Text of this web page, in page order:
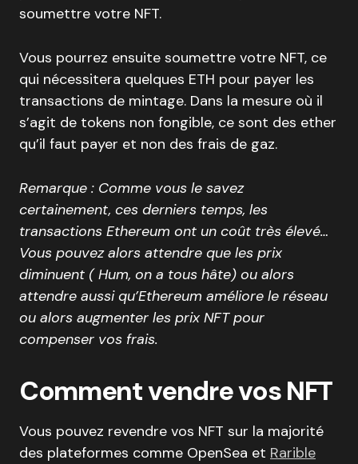
soumettre votre NFT.
Vous pourrez ensuite soumettre votre NFT, ce
qui nécessitera quelques ETH pour payer les
transactions de mintage. Dans la mesure où il
s’agit de tokens non fongible, ce sont des ether
qu’il faut payer et non des frais de gaz.
Remarque : Comme vous le savez
certainement, ces derniers temps, les
transactions Ethereum ont un coût très élevé…
Vous pouvez alors attendre que les prix
diminuent ( Hum, on a tous hâte) ou alors
attendre aussi qu’Ethereum améliore le réseau
ou alors augmenter les prix NFT pour
compenser vos frais.
Comment vendre vos NFT
Vous pouvez revendre vos NFT sur la majorité
des plateformes comme OpenSea et Rarible